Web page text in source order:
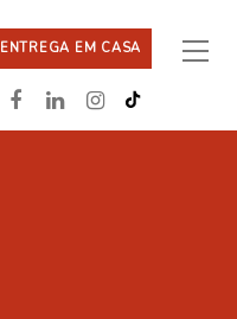
ENTREGA EM CASA